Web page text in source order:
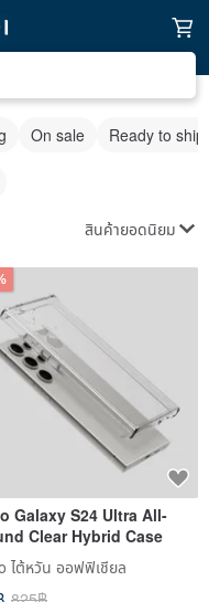
On sale Ready to ship
สินค้ายอดนิยม
Galaxy S24 Ultra All-
Clear Hybrid Case
ไต้หวัน ออฟฟิเชียล